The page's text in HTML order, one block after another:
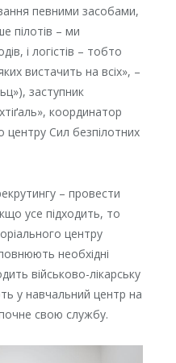
певними засобами,
пілотів – ми
і логістів – тобто
вистачить на всіх», –
заступник
координатор
центру Сил безпілотних
– провести
усе підходить, то
центру
необхідні
військово-лікарську
у навчальний центр на
свою службу.